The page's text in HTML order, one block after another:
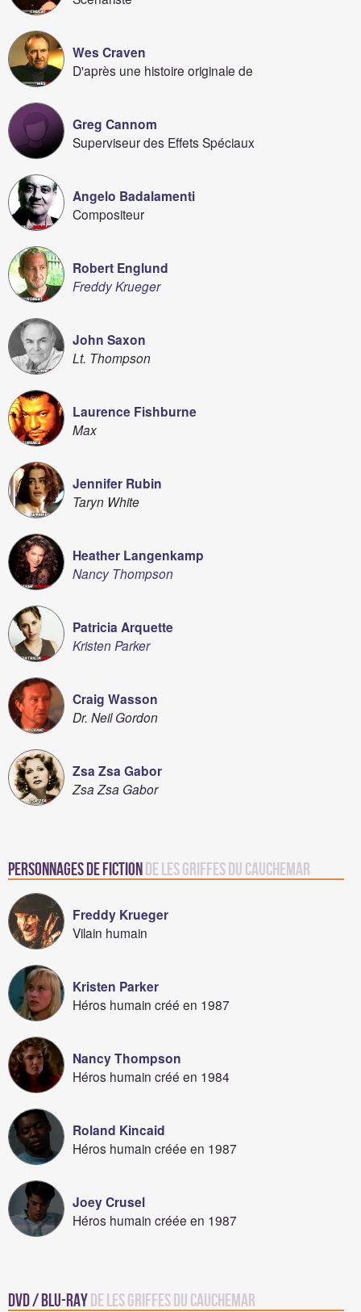
Wes Craven
D'après une histoire originale de
Greg Cannom
Superviseur des Effets Spéciaux
Angelo Badalamenti
Compositeur
Robert Englund
Freddy Krueger
John Saxon
Lt. Thompson
Laurence Fishburne
Max
Jennifer Rubin
Taryn White
Heather Langenkamp
Nancy Thompson
Patricia Arquette
Kristen Parker
Craig Wasson
Dr. Neil Gordon
Zsa Zsa Gabor
Zsa Zsa Gabor
Personnages de fictionde Les griffes du cauchemar
Freddy Krueger
Vilain humain
Kristen Parker
Héros humain créé en 1987
Nancy Thompson
Héros humain créé en 1984
Roland Kincaid
Héros humain créée en 1987
Joey Crusel
Héros humain créée en 1987
DVD / Blu-Rayde Les griffes du cauchemar